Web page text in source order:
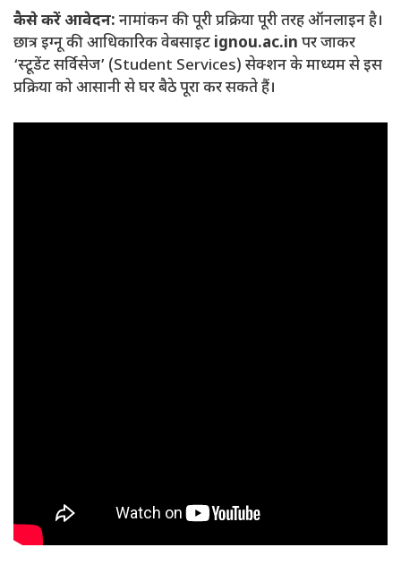
कैसे करें आवेदन: नामांकन की पूरी प्रक्रिया पूरी तरह ऑनलाइन है।
छात्र इग्नू की आधिकारिक वेबसाइट ignou.ac.in पर जाकर
‘स्टूडेंट सर्विसेज’ (Student Services) सेक्शन के माध्यम से इस
प्रक्रिया को आसानी से घर बैठे पूरा कर सकते हैं।